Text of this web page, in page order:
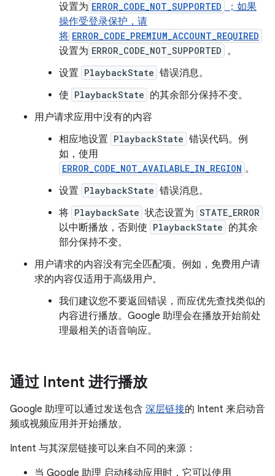
设置为 ERROR_CODE_NOT_SUPPORTED
；如果
操作受登录保护，请
将 ERROR_CODE_PREMIUM_ACCOUNT_REQUIRED
设置为 ERROR_CODE_NOT_SUPPORTED 。
设置 PlaybackState 错误消息。
使 PlaybackState 的其余部分保持不变。
用户请求应用中没有的内容
相应地设置 PlaybackState 错误代码。例
如，使用
ERROR_CODE_NOT_AVAILABLE_IN_REGION 。
设置 PlaybackState 错误消息。
将 PlaybackSate 状态设置为 STATE_ERROR
以中断播放，否则使 PlaybackState 的其余
部分保持不变。
用户请求的内容没有完全匹配项。例如，免费用户请
求的内容仅适用于高级用户。
我们建议您不要返回错误，而应优先查找类似的
内容进行播放。Google 助理会在播放开始前处
理最相关的语音响应。
通过 Intent 进行播放
Google 助理可以通过发送包含 深层链接的 Intent 来启动音
频或视频应用并开始播放。
Intent 与其深层链接可以来自不同的来源：
当 Google 助理 启动移动应用时，它可以使用